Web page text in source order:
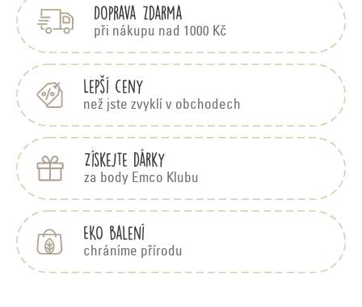
Doprava zdarma
při nákupu nad 1000 Kč
Lepší ceny
než jste zvyklí v obchodech
Získejte dárky
za body Emco Klubu
EKO balení
chráníme přírodu